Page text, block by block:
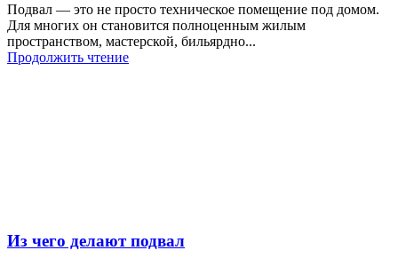
Подвал — это не просто техническое помещение под домом.
Для многих он становится полноценным жилым
пространством, мастерской, бильярдно...
Продолжить чтение
Из чего делают подвал